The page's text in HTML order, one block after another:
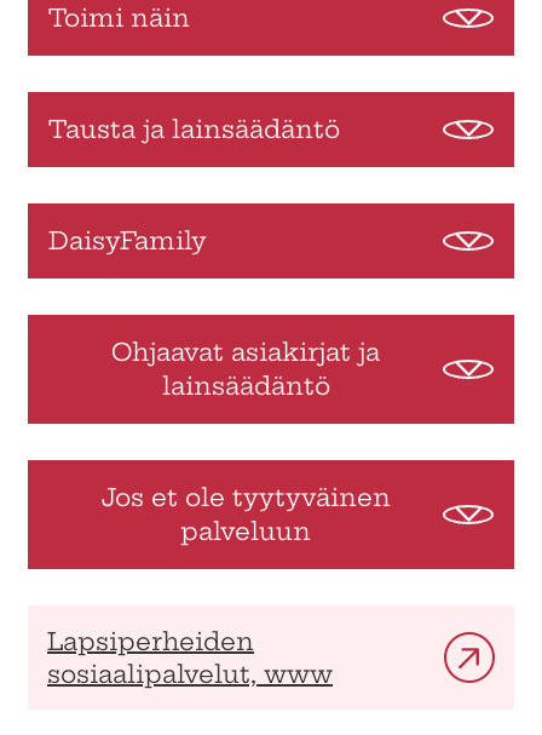
Toimi näin
Tausta ja lainsäädäntö
DaisyFamily
Ohjaavat asiakirjat ja
lainsäädäntö
Jos et ole tyytyväinen
palveluun
Lapsiperheiden
sosiaalipalvelut, www